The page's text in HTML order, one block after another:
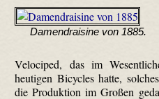
Damendraisine von 1885.
Velo­ciped, das im
heutigen Bicycles hatte,
die Produktion im Großen